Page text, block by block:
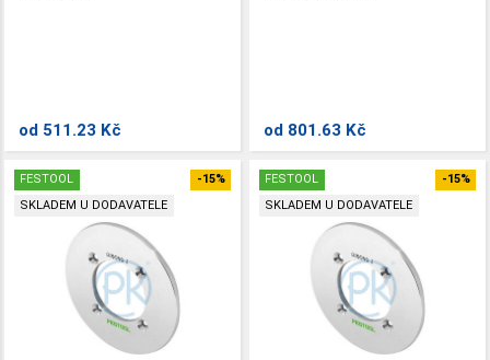
od 511.23 Kč od 801.63 Kč
FESTOOL
SKLADEM U DODAVATELE
-15%
FESTOOL
SKLADEM U DODAVATELE
-15%